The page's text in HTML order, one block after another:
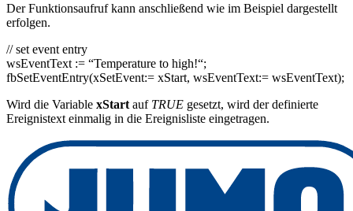
Der Funktionsaufruf kann anschließend wie im Beispiel dargestellt
erfolgen.
// set event entry
wsEventText := “Temperature to high!“;
fbSetEventEntry(xSetEvent:= xStart, wsEventText:= wsEventText);
Wird die Variable xStart auf TRUE gesetzt, wird der definierte
Ereignistext einmalig in die Ereignisliste eingetragen.